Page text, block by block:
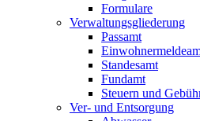
Formulare
Verwaltungsgliederung
Passamt
Standesamt
Fundamt
Steuern und
Ver- und Entsorgung